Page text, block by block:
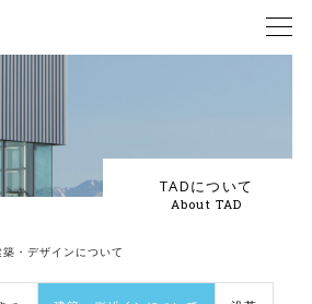
TADについて
About TAD
築・デザインについて